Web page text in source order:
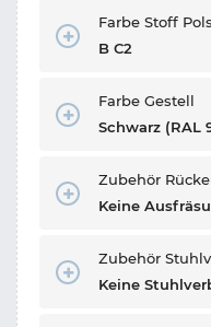
Farbe Stoff
B C2
Farbe Gestell
Schwarz (RAL
Zubehör
Keine
Zubehör
Keine